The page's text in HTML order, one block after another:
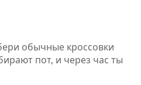
обычные кроссовки
пот, и через час ты